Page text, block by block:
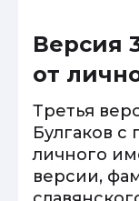
Версия
от
Третья
Булгаков
личного
версии,